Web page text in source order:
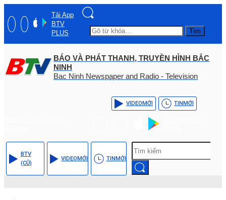
Tải App
BTV
PLUS
Tìm
BÁO VÀ PHÁT THANH, TRUYỀN HÌNH BẮC
NINH
Bac Ninh Newspaper and Radio - Television
VIDEOMỚI TINMỚI
BTV
(CŨ)
VIDEOMỚI TINMỚI